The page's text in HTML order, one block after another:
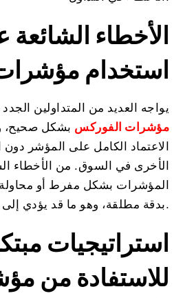
الأخطاء الشائعة
استخدام
يواجه العديد من المتداولين
مؤشرات الفوركس بشكل صحيح،
الاعتماد الكامل على المؤشر دون
الأخرى في السوق. من الأخطاء
المؤشرات بشكل مفرط أو محاولة
بدقة مطلقة، وهو ما قد يؤدي إلى خسائر غير متوقعة.
استراتيجيات
للاستفادة من